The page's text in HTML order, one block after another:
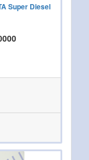
Super Diesel